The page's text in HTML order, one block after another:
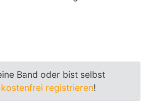
Band oder bist selbst
registrieren!